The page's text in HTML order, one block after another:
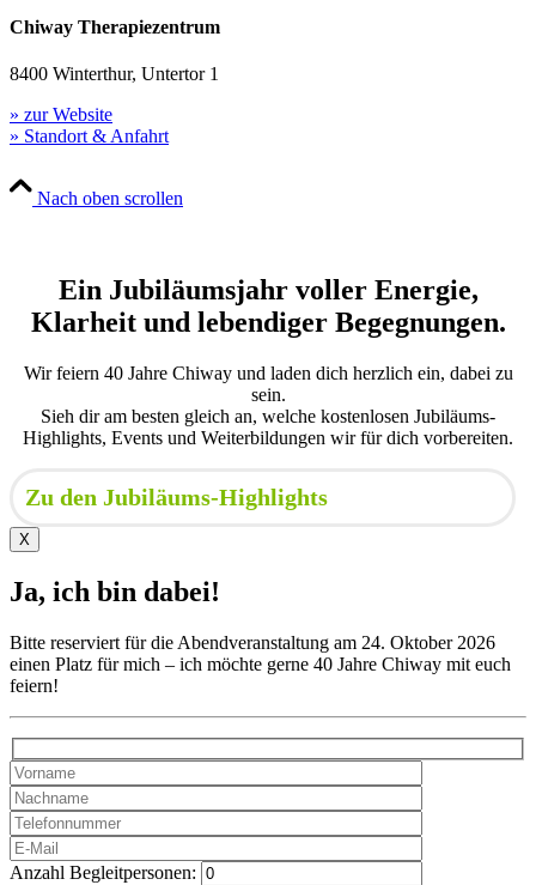
Chiway Therapiezentrum
8400 Winterthur, Untertor 1
» zur Website
» Standort & Anfahrt
Nach oben scrollen
Ein Jubiläumsjahr voller Energie,
Klarheit und lebendiger Begegnungen.
Wir feiern 40 Jahre Chiway und laden dich herzlich ein, dabei zu
sein.
Sieh dir am besten gleich an, welche kostenlosen Jubiläums-
Highlights, Events und Weiterbildungen wir für dich vorbereiten.
Zu den Jubiläums-Highlights
X
Ja, ich bin dabei!
Bitte reserviert für die Abendveranstaltung am 24. Oktober 2026
einen Platz für mich – ich möchte gerne 40 Jahre Chiway mit euch
feiern!
Anzahl Begleitpersonen: